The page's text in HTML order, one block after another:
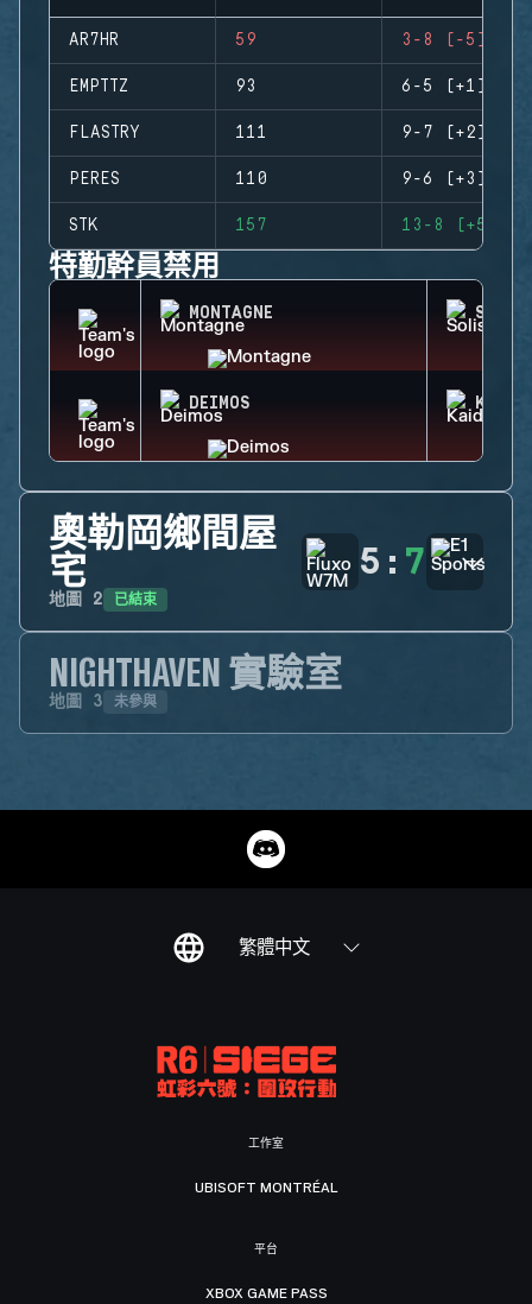
AR7HR 59 3-8 (-5)
EMPTTZ 93 6-5 (+1)
FLASTRY 111 9-7 (+2)
PERES 110 9-6 (+3)
STK 157 13-8 (+5)
特勤幹員禁用
MONTAGNE SOLIS
DEIMOS KAID
奧勒岡鄉間屋
宅
地圖 2 已結束
5 : 7
NIGHTHAVEN 實驗室
地圖 3 未參與
繁體中文
工作室
UBISOFT MONTRÉAL
平台
XBOX GAME PASS